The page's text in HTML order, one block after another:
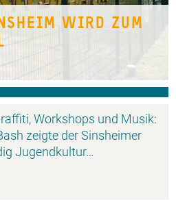
WIRD ZUM
Workshops und Musik:
zeigte der Sinsheimer
Jugendkultur…